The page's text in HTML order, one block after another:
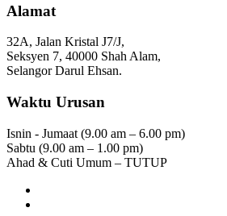
Alamat
32A, Jalan Kristal J7/J,
Seksyen 7, 40000 Shah Alam,
Selangor Darul Ehsan.
Waktu Urusan
Isnin - Jumaat (9.00 am – 6.00 pm)
Sabtu (9.00 am – 1.00 pm)
Ahad & Cuti Umum – TUTUP